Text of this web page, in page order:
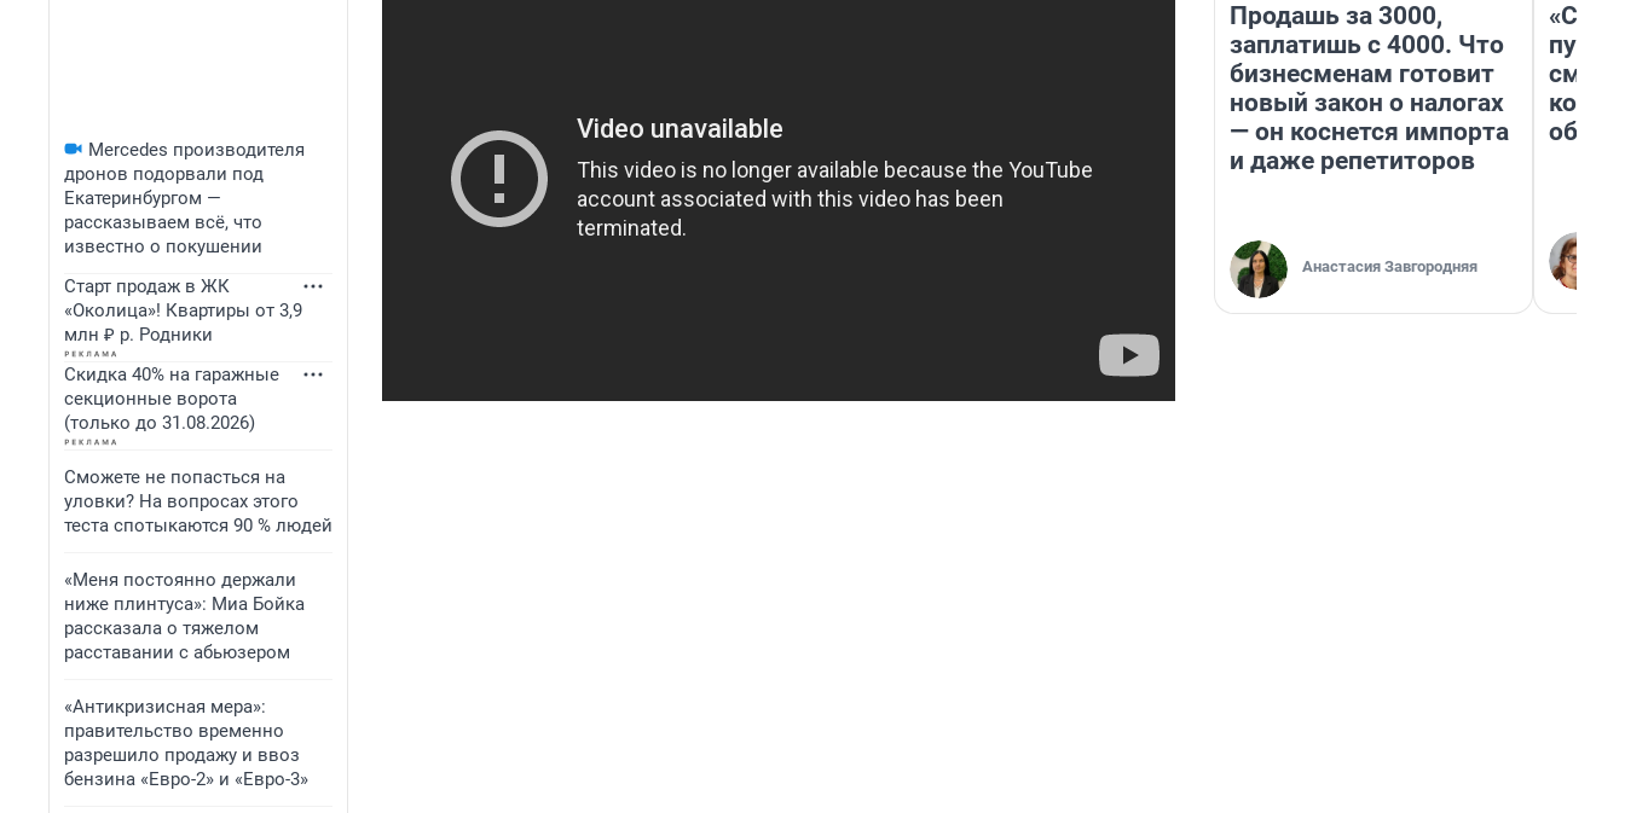
Mercedes производителя
дронов подорвали под
Екатеринбургом —
рассказываем всё, что
известно о покушении
Старт продаж в ЖК
«Околица»! Квартиры от 3,9
млн ₽ р. Родники
Скидка 40% на гаражные
секционные ворота
(только до 31.08.2026)
Сможете не попасться на
уловки? На вопросах этого
теста спотыкаются 90 % людей
«Меня постоянно держали
ниже плинтуса»: Миа Бойка
рассказала о тяжелом
расставании с абьюзером
«Антикризисная мера»:
правительство временно
разрешило продажу и ввоз
бензина «Евро-2» и «Евро-3»
Продашь за 3000,
заплатишь с 4000. Что
бизнесменам готовит
новый закон о налогах
— он коснется импорта
и даже репетиторов
Анастасия Завгородняя